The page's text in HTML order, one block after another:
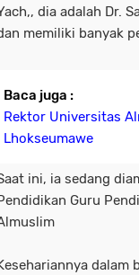
dia adalah Dr.
memiliki banyak
Baca juga :
Rektor Universitas
Lhokseumawe
ini, ia sedang
Guru